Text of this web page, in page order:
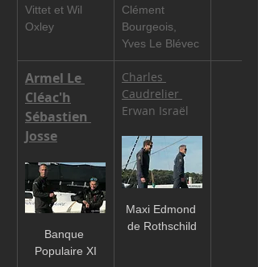
Vittet et Wil
Oxley
Clément
Bourgeois,
Yves Le Blévec
Armel Le
Cléac'h
Sébastien
Josse
Banque
Populaire XI
Charles
Caudrelier
Erwan Israël
Maxi Edmond
de Rothschild